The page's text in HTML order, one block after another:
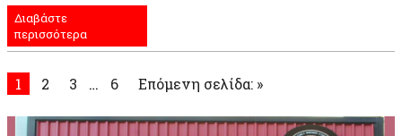
Διαβάστε
περισσότερα
1 2 3 … 6 Επόμενη σελίδα: »